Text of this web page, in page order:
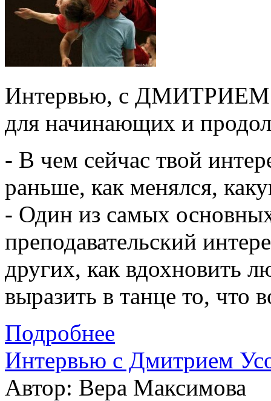
Интервью, с
для начинающих и
- В чем сейчас твой
раньше, как менялся,
- Один из самых
преподавательский
других, как вдохновить
выразить в танце то, что
Подробнее
Интервью с Дмитрием
Автор: Вера Максимова